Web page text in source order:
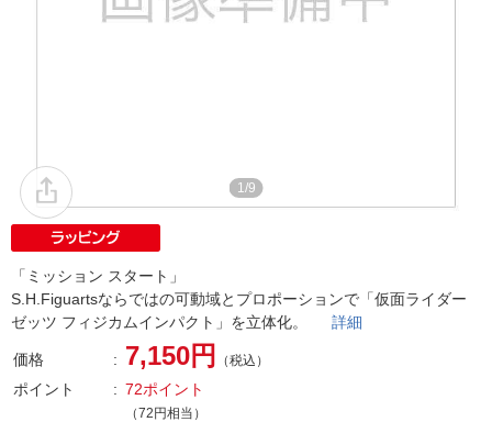
1/9
「ミッション スタート」
S.H.Figuartsならではの可動域とプロポーションで「仮面ライダー
ゼッツ フィジカムインパクト」を立体化。 詳細
価格 7,150円 （税込）
ポイント 72ポイント
（72円相当）